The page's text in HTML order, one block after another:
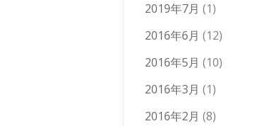
2019年7月 (1)
2016年6月 (12)
2016年5月 (10)
2016年3月 (1)
2016年2月 (8)